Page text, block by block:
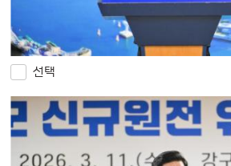
선택